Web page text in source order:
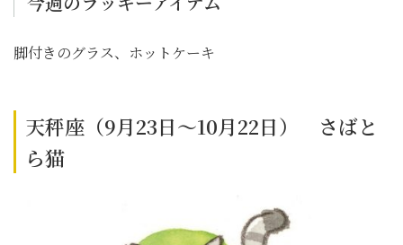
脚付きのグラス、ホットケーキ
天秤座（9月23日～10月22日） さばと
ら猫